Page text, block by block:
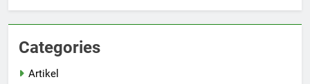
Categories
Artikel